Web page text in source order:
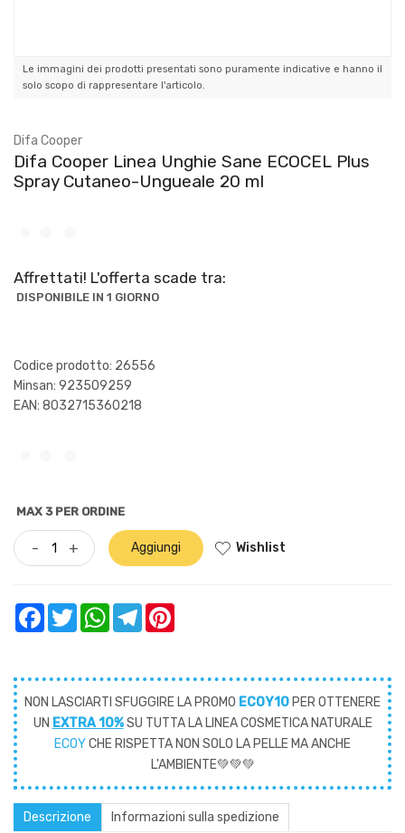
Le immagini dei prodotti presentati sono puramente indicative e hanno il
solo scopo di rappresentare l'articolo.
Difa Cooper
Difa Cooper Linea Unghie Sane ECOCEL Plus
Spray Cutaneo-Ungueale 20 ml
Affrettati! L'offerta scade tra:
DISPONIBILE IN 1 GIORNO
Codice prodotto: 26556
Minsan: 923509259
EAN: 8032715360218
MAX 3 PER ORDINE
- + Aggiungi Wishlist
FacebookTwitterWhatsAppTelegram
NON LASCIARTI SFUGGIRE LA PROMO ECOY10 PER OTTENERE
UN EXTRA 10%SU TUTTA LA LINEA COSMETICA NATURALE
ECOYCHE RISPETTA NON SOLO LA PELLE MA ANCHE
L'AMBIENTE💚💚💚
Descrizione Informazioni sulla spedizione